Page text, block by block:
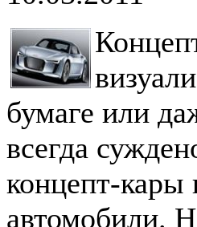
бумаге или
всегда
концепт-кары
автомобили.